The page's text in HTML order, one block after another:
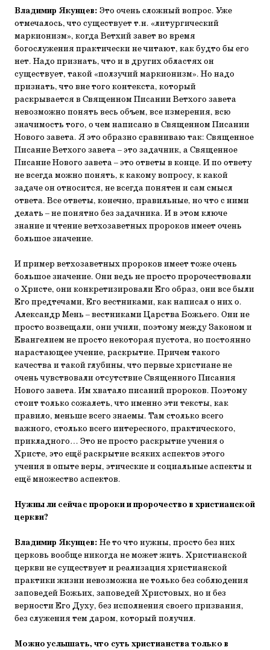
Владимир Якунцев: Это очень сложный вопрос. Уже
отмечалось, что существует т.н. «литургический
маркионизм», когда Ветхий завет во время
богослужения практически не читают, как будто бы его
нет. Надо признать, что и в других областях он
существует, такой «ползучий маркионизм». Но надо
признать, что вне того контекста, который
раскрывается в Священном Писании Ветхого завета
невозможно понять весь объем, все измерения, всю
значимость того, о чем написано в Священном Писании
Нового завета. Я это образно сравниваю так: Священное
Писание Ветхого завета – это задачник, а Священное
Писание Нового завета – это ответы в конце. И по ответу
не всегда можно понять, к какому вопросу, к какой
задаче он относится, не всегда понятен и сам смысл
ответа. Все ответы, конечно, правильные, но что с ними
делать – не понятно без задачника. И в этом ключе
знание и чтение ветхозаветных пророков имеет очень
большое значение.
И пример ветхозаветных пророков имеет тоже очень
большое значение. Они ведь не просто пророчествовали
о Христе, они конкретизировали Его образ, они все были
Его предтечами, Его вестниками, как написал о них о.
Александр Мень – вестниками Царства Божьего. Они не
просто возвещали, они учили, поэтому между Законом и
Евангелием не просто некоторая пустота, но постоянно
нарастающее учение, раскрытие. Причем такого
качества и такой глубины, что первые христиане не
очень чувствовали отсутствие Священного Писания
Нового завета. Им хватало писаний пророков. Поэтому
стоит только сожалеть, что именно эти тексты, как
правило, меньше всего знаемы. Там столько всего
важного, столько всего интересного, практического,
прикладного… Это не просто раскрытие учения о
Христе, это ещё раскрытие всяких аспектов этого
учения в опыте веры, этические и социальные аспекты и
ещё множество аспектов.
Нужны ли сейчас пророки и пророчество в христианской
церкви?
Владимир Якунцев: Не то что нужны, просто без них
церковь вообще никогда не может жить. Христианской
церкви не существует и реализация христианской
практики жизни невозможна не только без соблюдения
заповедей Божьих, заповедей Христовых, но и без
верности Его Духу, без исполнения своего призвания,
без служения тем даром, который получил.
Можно услышать, что суть христианства только в